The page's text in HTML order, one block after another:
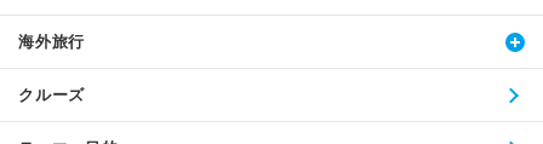
海外旅行
クルーズ